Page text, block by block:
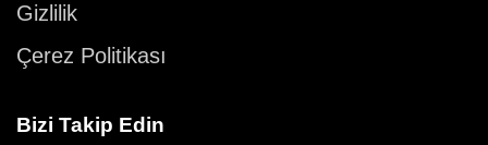
Gizlilik
Çerez Politikası
Bizi Takip Edin